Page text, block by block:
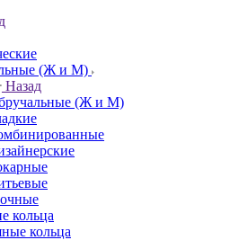
(Ж и М)
Назад
(Ж и М)
кольца
кольца